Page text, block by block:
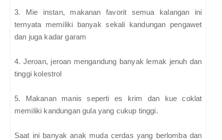
3. Mie instan, makanan favorit semua kalangan ini
ternyata memiliki banyak sekali kandungan pengawet
dan juga kadar garam
4. Jeroan, jeroan mengandung banyak lemak jenuh dan
tinggi kolestrol
5. Makanan manis seperti es krim dan kue coklat
memiliki kandungan gula yang cukup tinggi.
Saat ini banyak anak muda cerdas yang berlomba dan